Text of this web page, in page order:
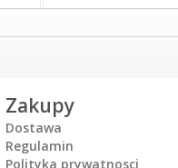
Zakupy
Dostawa
Regulamin
Polityka prywatnosci